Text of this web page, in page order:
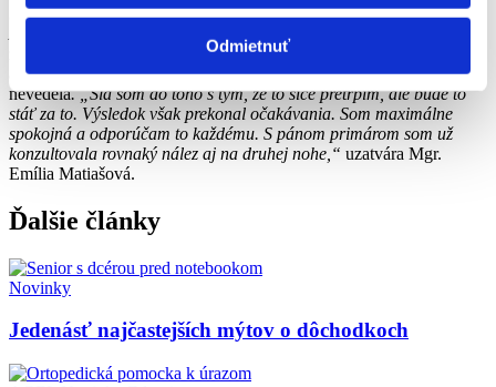
Odmietnuť
bezprostredne po operácii aj následná rekonvalescencia.
Analgetická som brala asi iba jeden deň aj to iba preventívne,“
zdieľa nadšenie z výsledku spokojná pacientka. O možnosti
absolvovať zákrok inou než klasickou operačnou technikou
nevedela. „Šla som do toho s tým, že to síce pretrpím, ale bude to
stáť za to. Výsledok však prekonal očakávania. Som maximálne
spokojná a odporúčam to každému. S pánom primárom som už
konzultovala rovnaký nález aj na druhej nohe,“ uzatvára Mgr.
Emília Matiašová.
Ďalšie články
Novinky
Jedenásť najčastejších mýtov o dôchodkoch